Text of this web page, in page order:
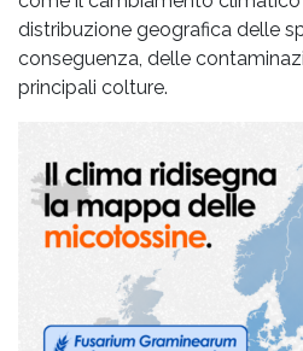
distribuzione geografica delle
conseguenza, delle
principali colture.